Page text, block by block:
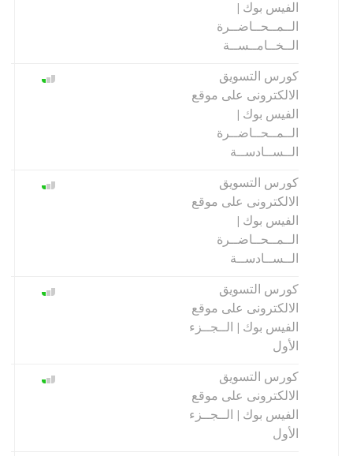
الفيس بوك |
الــمــحــاضــرة
الــخــامــســة
كورس التسويق
الالكترونى على موقع
الفيس بوك |
الــمــحــاضــرة
الــســادســة
كورس التسويق
الالكترونى على موقع
الفيس بوك |
الــمــحــاضــرة
الــســادســة
كورس التسويق
الالكترونى على موقع
الفيس بوك | الــجــزء
الأول
كورس التسويق
الالكترونى على موقع
الفيس بوك | الــجــزء
الأول